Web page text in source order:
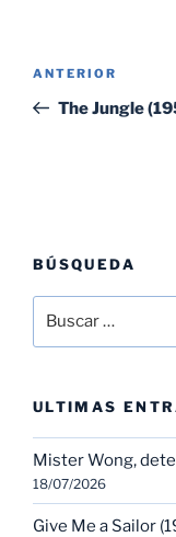
entradas
Entrada
anterior:
ANTERIOR
The Jungle
BÚSQUEDA
por:
ULTIMAS
Mister Wong,
18/07/2026
Give Me a Sailor